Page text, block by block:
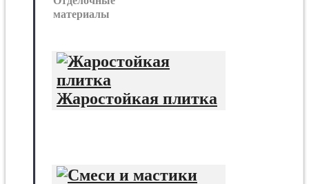
материалы
Жаростойкая плитка